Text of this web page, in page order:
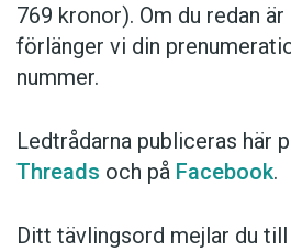
769 kronor). Om du redan
förlänger vi din
nummer.
Ledtrådarna publiceras här
Threads och på Facebook.
Ditt tävlingsord mejlar du till